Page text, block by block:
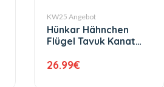
KW25 Angebot
Hünkar Hähnchen
Flügel Tavuk Kanat
26.99€